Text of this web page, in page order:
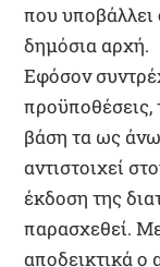
που υποβάλλει
δημόσια αρχή.
Εφόσον
προϋποθέσεις,
βάση τα ως
αντιστοιχεί
έκδοση της
παρασχεθεί.
αποδεικτικά ο